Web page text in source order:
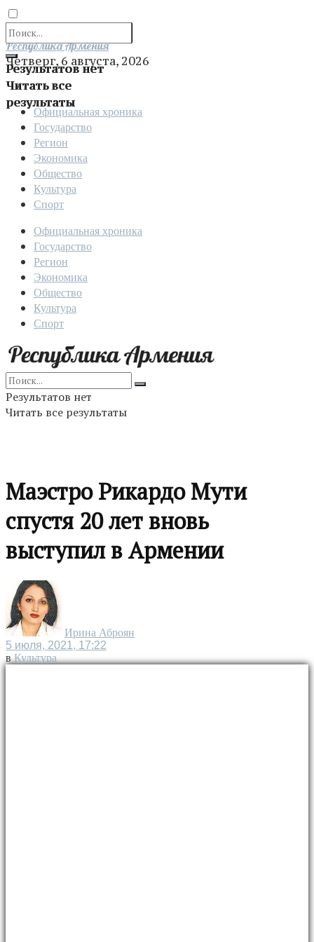
Результатов нет
Читать все
результаты
Отправить
Республика Армения
Четверг, 6 августа, 2026
Официальная хроника
Государство
Регион
Экономика
Общество
Культура
Спорт
Официальная хроника
Государство
Регион
Экономика
Общество
Культура
Спорт
Результатов нет
Читать все результаты
Маэстро Рикардо Мути
спустя 20 лет вновь
выступил в Армении
Ирина Аброян
5 июля, 2021, 17:22
в Культура